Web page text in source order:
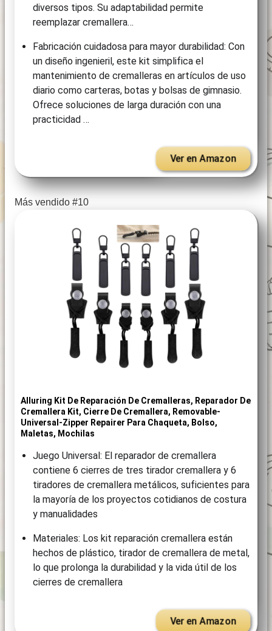
diversos tipos. Su adaptabilidad permite
reemplazar cremallera…
Fabricación cuidadosa para mayor durabilidad: Con
un diseño ingenieril, este kit simplifica el
mantenimiento de cremalleras en artículos de uso
diario como carteras, botas y bolsas de gimnasio.
Ofrece soluciones de larga duración con una
practicidad …
Ver en Amazon
Más vendido #10
Alluring Kit De Reparación De Cremalleras, Reparador De
Cremallera Kit, Cierre De Cremallera, Removable-
Universal-Zipper Repairer Para Chaqueta, Bolso,
Maletas, Mochilas
Juego Universal: El reparador de cremallera
contiene 6 cierres de tres tirador cremallera y 6
tiradores de cremallera metálicos, suficientes para
la mayoría de los proyectos cotidianos de costura
y manualidades
Materiales: Los kit reparación cremallera están
hechos de plástico, tirador de cremallera de metal,
lo que prolonga la durabilidad y la vida útil de los
cierres de cremallera
Ver en Amazon